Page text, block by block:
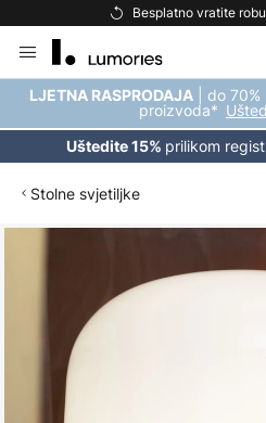
Besplatno vratite
to
Content
LJETNA RASPRODAJA | do
proizvoda*
Uštedite 15% prilikom
Stolne svjetiljke